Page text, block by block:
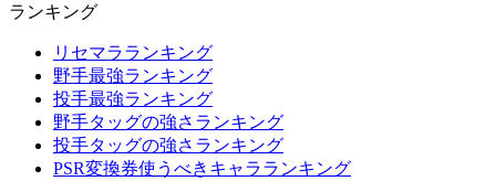
ランキング
リセマラランキング
野手最強ランキング
投手最強ランキング
野手タッグの強さランキング
投手タッグの強さランキング
PSR変換券使うべきキャラランキング